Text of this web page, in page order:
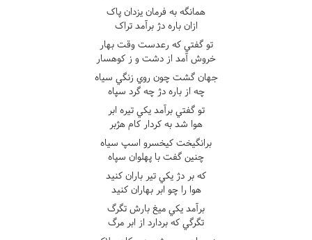
همانگه به فرمان يزدان پاک
ازان باره دژ برآمد تراک
تو گفتي که رعدست وقت بهار
خروش آمد از دشت و ز کوهسار
جهان گشت چون روي زنگي سياه
چه از باره دژ چه گرد سپاه
تو گفتي برآمد يکي تيره ابر
هوا شد به کردار کام هژبر
برانگيخت کيخسرو اسپ سياه
چنين گفت با پهلوان سپاه
که بر دژ يکي تير باران کنيد
هوا را چو ابر بهاران کنيد
برآمد يکي ميغ بارش تگرگ
تگرگي که بردارد از ابر مرگ